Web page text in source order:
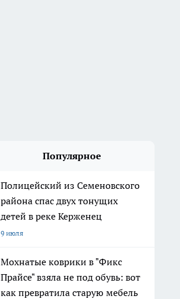
Популярное
Полицейский из Семеновского
района спас двух тонущих
детей в реке Керженец
9 июля
Мохнатые коврики в "Фикс
Прайсе" взяла не под обувь: вот
как превратила старую мебель